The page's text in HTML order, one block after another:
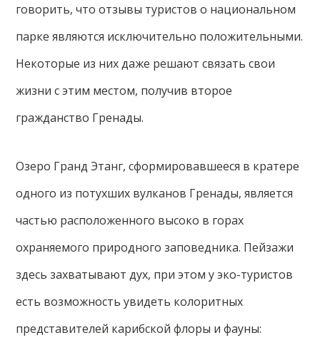
говорить, что отзывы туристов о национальном
парке являются исключительно положительными.
Некоторые из них даже решают связать свои
жизни с этим местом, получив второе
гражданство Гренады.
Озеро Гранд Этанг, сформировавшееся в кратере
одного из потухших вулканов Гренады, является
частью расположенного высоко в горах
охраняемого природного заповедника. Пейзажи
здесь захватывают дух, при этом у эко-туристов
есть возможность увидеть колоритных
представителей карибской флоры и фауны: